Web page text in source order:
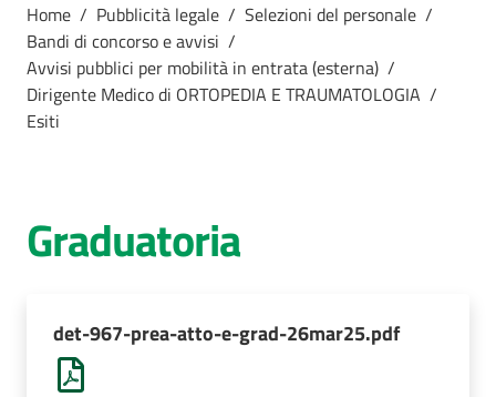
Azienda
Luoghi di
AUSL
Comunica
Home / Pubblicità legale / Selezioni del personale /
Bandi di concorso e avvisi /
Avvisi pubblici per mobilità in entrata (esterna) /
Dirigente Medico di ORTOPEDIA E TRAUMATOLOGIA /
Esiti
Graduatoria
det-967-prea-atto-e-grad-26mar25.pdf